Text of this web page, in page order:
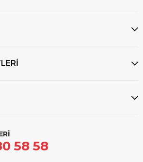
58 58